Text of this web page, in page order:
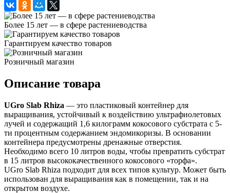
Более 15 лет — в сфере растениеводства
Гарантируем качество товаров
Розничный магазин
Описание товара
UGro Slab Rhiza — это пластиковый контейнер для
выращивания, устойчивый к воздействию ультрафиолетовых
лучей и содержащий 1,6 килограмм кокосового субстрата с 5-
ти процентным содержанием эндомикоризы. В основании
контейнера предусмотрены дренажные отверстия.
Необходимо всего 10 литров воды, чтобы превратить субстрат
в 15 литров высококачественного кокосового «торфа».
UGro Slab Rhiza подходит для всех типов культур. Может быть
использован для выращивания как в помещении, так и на
открытом воздухе.